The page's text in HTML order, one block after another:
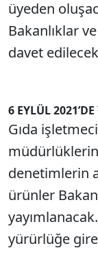
üyeden
Bakanlıklar
davet
6 EYLÜL
Gıda
denetimlerin
ürünler
yürürlüğe